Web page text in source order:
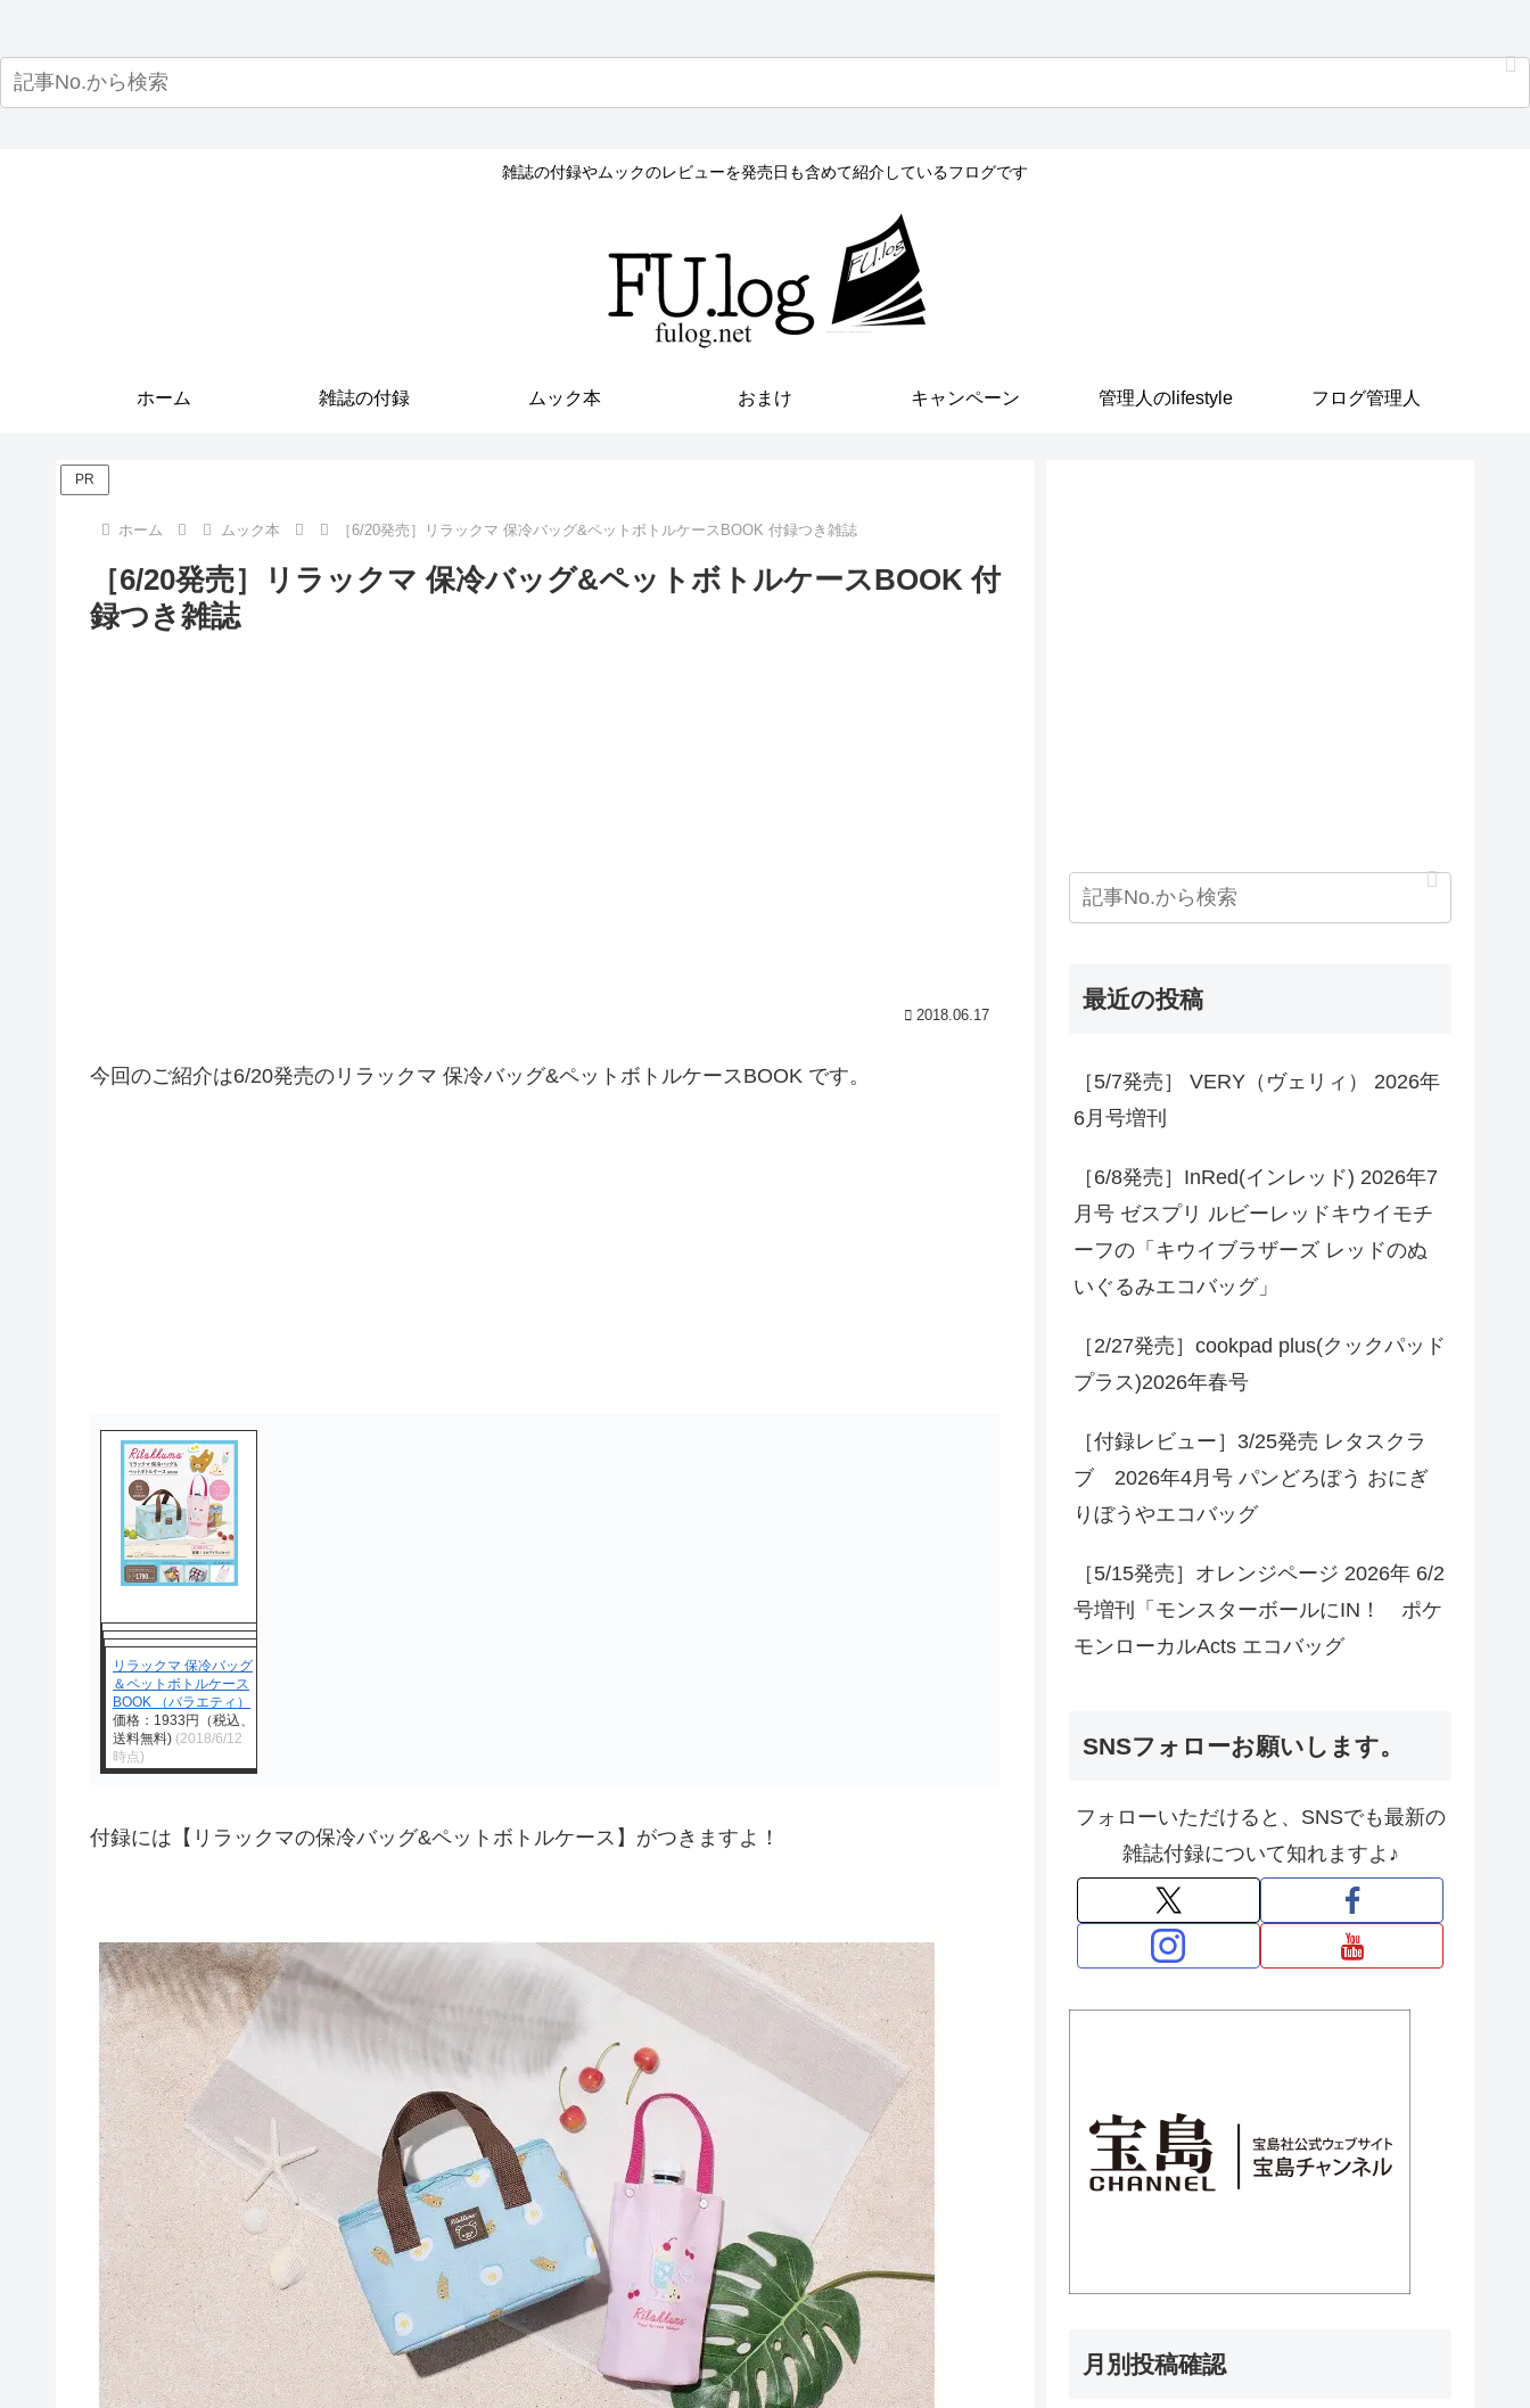
雑誌の付録やムックのレビューを発売日も含めて紹介しているフログです
ホーム 雑誌の付録 ムック本 おまけ キャンペーン 管理人のlifestyle フログ管理人
PR
ホーム ムック本 ［6/20発売］リラックマ 保冷バッグ&ペットボトルケースBOOK 付録つき雑誌
［6/20発売］リラックマ 保冷バッグ&ペットボトルケースBOOK 付
録つき雑誌
2018.06.17
今回のご紹介は6/20発売のリラックマ 保冷バッグ&ペットボトルケースBOOK です。
リラックマ 保冷バッグ
＆ペットボトルケース
BOOK （バラエティ）
価格：1933円（税込、
送料無料) (2018/6/12
時点)
付録には【リラックマの保冷バッグ&ペットボトルケース】がつきますよ！
最近の投稿
［5/7発売］ VERY（ヴェリィ） 2026年
6月号増刊
［6/8発売］InRed(インレッド) 2026年7
月号 ゼスプリ ルビーレッドキウイモチ
ーフの「キウイブラザーズ レッドのぬ
いぐるみエコバッグ」
［2/27発売］cookpad plus(クックパッド
プラス)2026年春号
［付録レビュー］3/25発売 レタスクラ
ブ 2026年4月号 パンどろぼう おにぎ
りぼうやエコバッグ
［5/15発売］オレンジページ 2026年 6/2
号増刊「モンスターボールにIN！ ポケ
モンローカルActs エコバッグ
SNSフォローお願いします。
フォローいただけると、SNSでも最新の
雑誌付録について知れますよ♪
月別投稿確認